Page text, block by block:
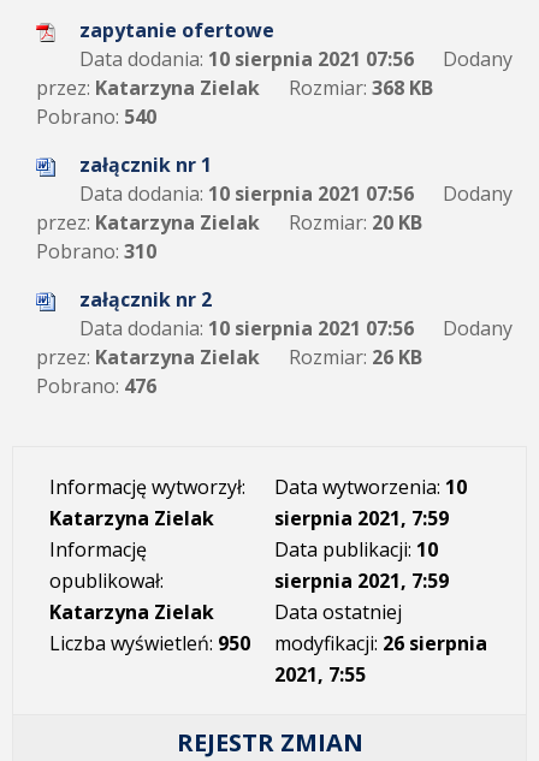
zapytanie ofertowe
Data dodania: 10 sierpnia 2021 07:56
Dodany
przez: Katarzyna Zielak Rozmiar: 368 KB
Pobrano: 540
załącznik nr 1
Data dodania: 10 sierpnia 2021 07:56
Dodany
przez: Katarzyna Zielak Rozmiar: 20 KB
Pobrano: 310
załącznik nr 2
Data dodania: 10 sierpnia 2021 07:56
Dodany
przez: Katarzyna Zielak Rozmiar: 26 KB
Pobrano: 476
Informację wytworzył:
Katarzyna Zielak
Informację
opublikował:
Katarzyna Zielak
Liczba wyświetleń: 950
Data wytworzenia: 10
sierpnia 2021, 7:59
Data publikacji: 10
sierpnia 2021, 7:59
Data ostatniej
modyfikacji: 26 sierpnia
2021, 7:55
REJESTR ZMIAN